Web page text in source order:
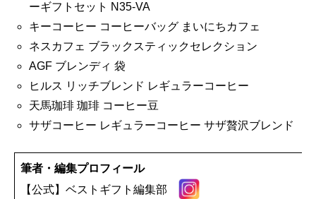
ーギフトセット N35-VA
キーコーヒー コーヒーバッグ まいにちカフェ
ネスカフェ ブラックスティックセレクション
AGF ブレンディ 袋
ヒルス リッチブレンド レギュラーコーヒー
天馬珈琲 珈琲 コーヒー豆
サザコーヒー レギュラーコーヒー サザ贅沢ブレンド
筆者・編集プロフィール
【公式】ベストギフト編集部